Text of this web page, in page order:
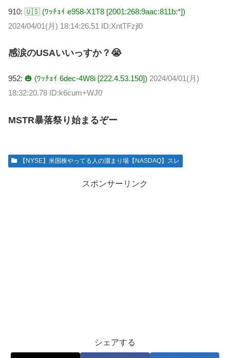
910: 🇺🇸 (ﾜｯﾁｮｲ e958-X1T8 [2001:268:9aac:811b:*])
2024/04/01(月) 18:14:26.51 ID:XntTFzjl0
感涙のUSAいいっすか？😭
952: 🎃 (ﾜｯﾁｮｲ 6dec-4W8i [222.4.53.150]) 2024/04/01(月)
18:32:20.78 ID:k6cum+WJ0
MSTR暴落祭り始まるぞー
【NYSE】米国株やってる人の溜まり場【NASDAQ】スレ
スポンサーリンク
シェアする